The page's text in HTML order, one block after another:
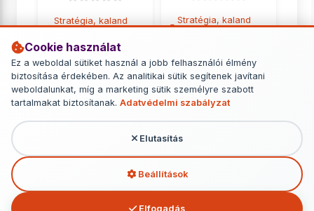
Cookie használat
Ez a weboldal sütiket használ a jobb felhasználói élmény
biztosítása érdekében. Az analitikai sütik segítenek javítani
weboldalunkat, míg a marketing sütik személyre szabott
tartalmakat biztosítanak. Adatvédelmi szabályzat
Elutasítás
Beállítások
Elfogadás
Stratégia, kaland
9 849 Ft
RÉSZLETEK
Stratégia, kaland
RÉSZLETEK
További termékek - Stratégia, kaland
játékok